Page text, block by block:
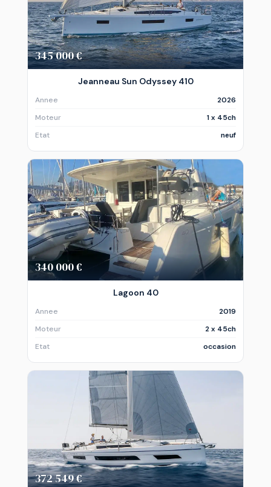
345 000 €
Jeanneau Sun Odyssey 410
Annee
2026
Moteur
1 x 45ch
Etat
neuf
340 000 €
Lagoon 40
Annee
2019
Moteur
2 x 45ch
Etat
occasion
372 549 €